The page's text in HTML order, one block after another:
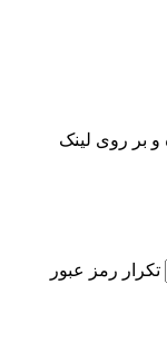
و بر روی لینک
تکرار رمز عبور